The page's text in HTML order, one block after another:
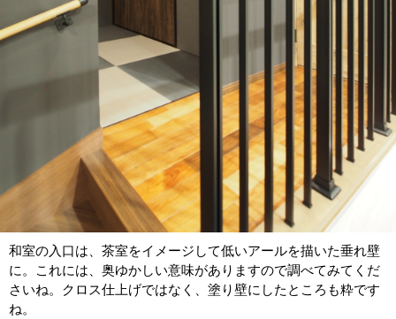
和室の入口は、茶室をイメージして低いアールを描いた垂れ壁
に。これには、奥ゆかしい意味がありますので調べてみてくだ
さいね。クロス仕上げではなく、塗り壁にしたところも粋です
ね。